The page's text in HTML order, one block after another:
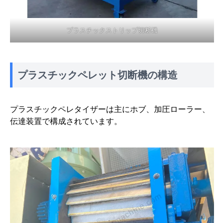
プラスチックストリップ切断機
プラスチックペレット切断機の構造
プラスチックペレタイザーは主にホブ、加圧ローラー、
伝達装置で構成されています。